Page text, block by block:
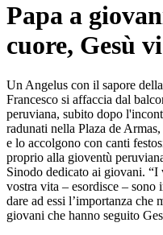
Papa a
cuore, Gesù
Un Angelus con il sapore
Francesco si affaccia dal
peruviana, subito dopo
radunati nella Plaza de
e lo accolgono con canti
proprio alla gioventù
Sinodo dedicato ai giovani.
vostra vita – esordisce – sono
dare ad essi l’importanza che
giovani che hanno seguito